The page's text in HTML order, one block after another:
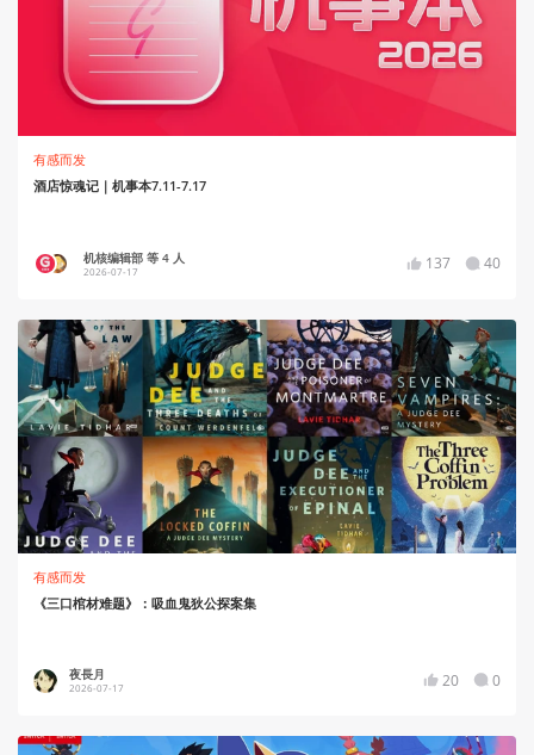
有感而发
酒店惊魂记｜机事本7.11-7.17
机核编辑部 等 4 人
2026-07-17 137 40
有感而发
《三口棺材难题》：吸血鬼狄公探案集
夜長月
2026-07-17 20 0